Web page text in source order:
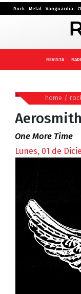
Rock Metal Vanguardia
REVISTA
home /
One More Time
Lunes, 01 de